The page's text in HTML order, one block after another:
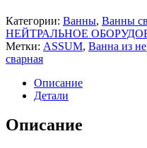
Шкафы
Категории: Ванны, Ванны
НЕЙТРАЛЬНОЕ
Метки: ASSUM, Ванна из
сварная
Описание
Детали
Описание